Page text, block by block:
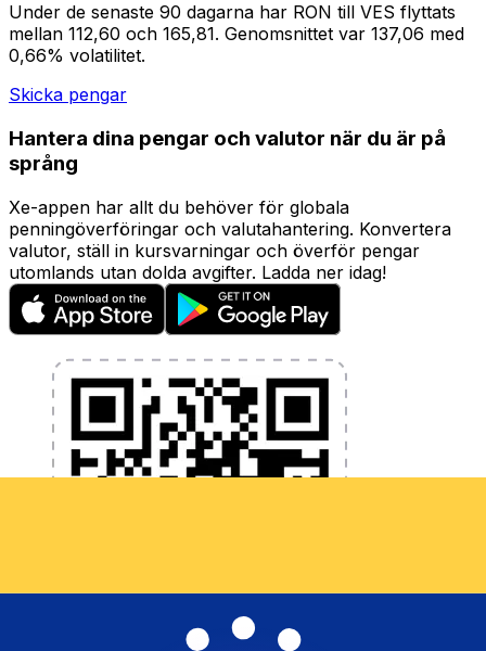
Under de senaste 90 dagarna har RON till VES flyttats
mellan 112,60 och 165,81. Genomsnittet var 137,06 med
0,66% volatilitet.
Skicka pengar
Hantera dina pengar och valutor när du är på
språng
Xe-appen har allt du behöver för globala
penningöverföringar och valutahantering. Konvertera
valutor, ställ in kursvarningar och överför pengar
utomlands utan dolda avgifter. Ladda ner idag!